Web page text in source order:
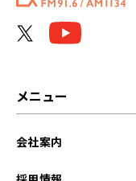
メニュー
会社案内